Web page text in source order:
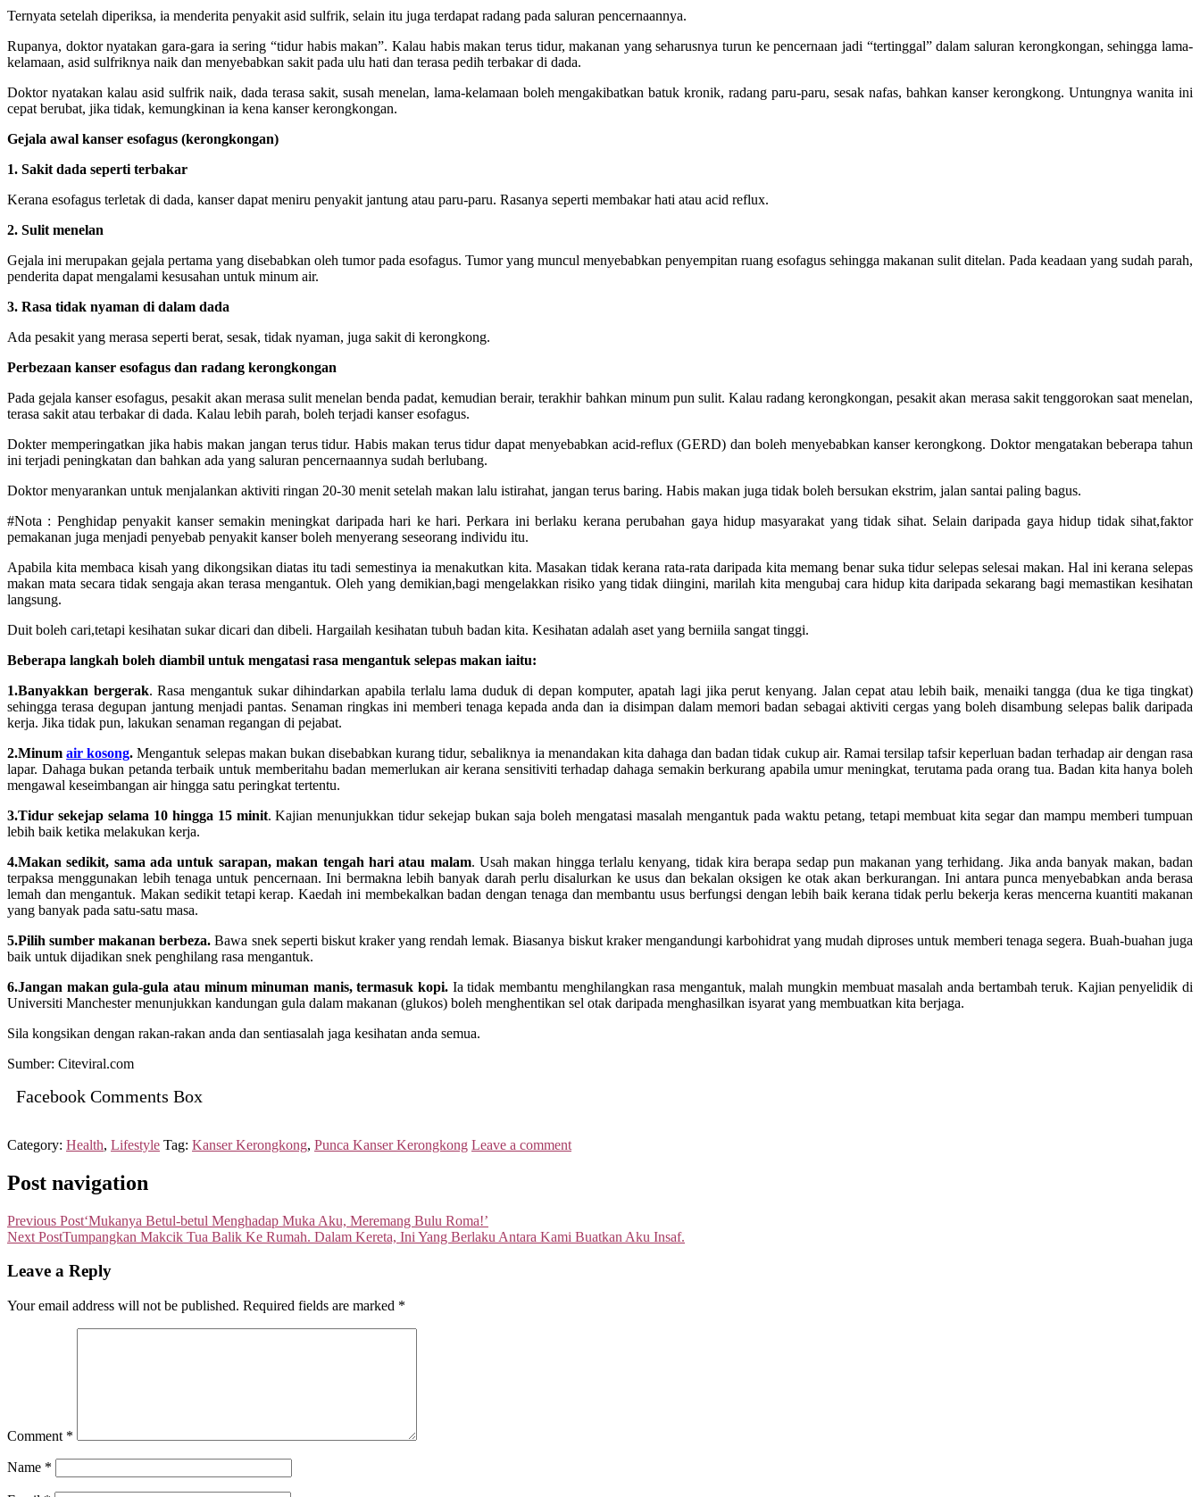
Ternyata setelah diperiksa, ia menderita penyakit asid sulfrik, selain itu juga terdapat radang pada saluran pencernaannya.
Rupanya, doktor nyatakan gara-gara ia sering “tidur habis makan”. Kalau habis makan terus tidur, makanan yang seharusnya turun ke pencernaan jadi “tertinggal” dalam saluran kerongkongan, sehingga lama-
kelamaan, asid sulfriknya naik dan menyebabkan sakit pada ulu hati dan terasa pedih terbakar di dada.
Doktor nyatakan kalau asid sulfrik naik, dada terasa sakit, susah menelan, lama-kelamaan boleh mengakibatkan batuk kronik, radang paru-paru, sesak nafas, bahkan kanser kerongkong. Untungnya wanita ini
cepat berubat, jika tidak, kemungkinan ia kena kanser kerongkongan.
Gejala awal kanser esofagus (kerongkongan)
1. Sakit dada seperti terbakar
Kerana esofagus terletak di dada, kanser dapat meniru penyakit jantung atau paru-paru. Rasanya seperti membakar hati atau acid reflux.
2. Sulit menelan
Gejala ini merupakan gejala pertama yang disebabkan oleh tumor pada esofagus. Tumor yang muncul menyebabkan penyempitan ruang esofagus sehingga makanan sulit ditelan. Pada keadaan yang sudah parah,
penderita dapat mengalami kesusahan untuk minum air.
3. Rasa tidak nyaman di dalam dada
Ada pesakit yang merasa seperti berat, sesak, tidak nyaman, juga sakit di kerongkong.
Perbezaan kanser esofagus dan radang kerongkongan
Pada gejala kanser esofagus, pesakit akan merasa sulit menelan benda padat, kemudian berair, terakhir bahkan minum pun sulit. Kalau radang kerongkongan, pesakit akan merasa sakit tenggorokan saat menelan,
terasa sakit atau terbakar di dada. Kalau lebih parah, boleh terjadi kanser esofagus.
Dokter memperingatkan jika habis makan jangan terus tidur. Habis makan terus tidur dapat menyebabkan acid-reflux (GERD) dan boleh menyebabkan kanser kerongkong. Doktor mengatakan beberapa tahun
ini terjadi peningkatan dan bahkan ada yang saluran pencernaannya sudah berlubang.
Doktor menyarankan untuk menjalankan aktiviti ringan 20-30 menit setelah makan lalu istirahat, jangan terus baring. Habis makan juga tidak boleh bersukan ekstrim, jalan santai paling bagus.
#Nota : Penghidap penyakit kanser semakin meningkat daripada hari ke hari. Perkara ini berlaku kerana perubahan gaya hidup masyarakat yang tidak sihat. Selain daripada gaya hidup tidak sihat,faktor
pemakanan juga menjadi penyebab penyakit kanser boleh menyerang seseorang individu itu.
Apabila kita membaca kisah yang dikongsikan diatas itu tadi semestinya ia menakutkan kita. Masakan tidak kerana rata-rata daripada kita memang benar suka tidur selepas selesai makan. Hal ini kerana selepas
makan mata secara tidak sengaja akan terasa mengantuk. Oleh yang demikian,bagi mengelakkan risiko yang tidak diingini, marilah kita mengubaj cara hidup kita daripada sekarang bagi memastikan kesihatan
langsung.
Duit boleh cari,tetapi kesihatan sukar dicari dan dibeli. Hargailah kesihatan tubuh badan kita. Kesihatan adalah aset yang berniila sangat tinggi.
Beberapa langkah boleh diambil untuk mengatasi rasa mengantuk selepas makan iaitu:
1.Banyakkan bergerak. Rasa mengantuk sukar dihindarkan apabila terlalu lama duduk di depan komputer, apatah lagi jika perut kenyang. Jalan cepat atau lebih baik, menaiki tangga (dua ke tiga tingkat)
sehingga terasa degupan jantung menjadi pantas. Senaman ringkas ini memberi tenaga kepada anda dan ia disimpan dalam memori badan sebagai aktiviti cergas yang boleh disambung selepas balik daripada
kerja. Jika tidak pun, lakukan senaman regangan di pejabat.
2.Minumair kosong. Mengantuk selepas makan bukan disebabkan kurang tidur, sebaliknya ia menandakan kita dahaga dan badan tidak cukup air. Ramai tersilap tafsir keperluan badan terhadap air dengan rasa
lapar. Dahaga bukan petanda terbaik untuk memberitahu badan memerlukan air kerana sensitiviti terhadap dahaga semakin berkurang apabila umur meningkat, terutama pada orang tua. Badan kita hanya boleh
mengawal keseimbangan air hingga satu peringkat tertentu.
3.Tidur sekejap selama 10 hingga 15 minit. Kajian menunjukkan tidur sekejap bukan saja boleh mengatasi masalah mengantuk pada waktu petang, tetapi membuat kita segar dan mampu memberi tumpuan
lebih baik ketika melakukan kerja.
4.Makan sedikit, sama ada untuk sarapan, makan tengah hari atau malam. Usah makan hingga terlalu kenyang, tidak kira berapa sedap pun makanan yang terhidang. Jika anda banyak makan, badan
terpaksa menggunakan lebih tenaga untuk pencernaan. Ini bermakna lebih banyak darah perlu disalurkan ke usus dan bekalan oksigen ke otak akan berkurangan. Ini antara punca menyebabkan anda berasa
lemah dan mengantuk. Makan sedikit tetapi kerap. Kaedah ini membekalkan badan dengan tenaga dan membantu usus berfungsi dengan lebih baik kerana tidak perlu bekerja keras mencerna kuantiti makanan
yang banyak pada satu-satu masa.
5.Pilih sumber makanan berbeza. Bawa snek seperti biskut kraker yang rendah lemak. Biasanya biskut kraker mengandungi karbohidrat yang mudah diproses untuk memberi tenaga segera. Buah-buahan juga
baik untuk dijadikan snek penghilang rasa mengantuk.
6.Jangan makan gula-gula atau minum minuman manis, termasuk kopi. Ia tidak membantu menghilangkan rasa mengantuk, malah mungkin membuat masalah anda bertambah teruk. Kajian penyelidik di
Universiti Manchester menunjukkan kandungan gula dalam makanan (glukos) boleh menghentikan sel otak daripada menghasilkan isyarat yang membuatkan kita berjaga.
Sila kongsikan dengan rakan-rakan anda dan sentiasalah jaga kesihatan anda semua.
Sumber: Citeviral.com
Facebook Comments Box
Category: Health, Lifestyle Tag: Kanser Kerongkong, Punca Kanser Kerongkong Leave a comment
Post navigation
Previous Post‘Mukanya Betul-betul Menghadap Muka Aku, Meremang Bulu Roma!’
Next PostTumpangkan Makcik Tua Balik Ke Rumah. Dalam Kereta, Ini Yang Berlaku Antara Kami Buatkan Aku Insaf.
Leave a Reply
Your email address will not be published. Required fields are marked *
Comment *
Name *